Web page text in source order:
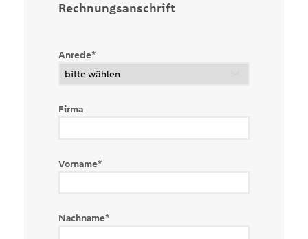
Rechnungsanschrift
Anrede*
Firma
Vorname*
Nachname*